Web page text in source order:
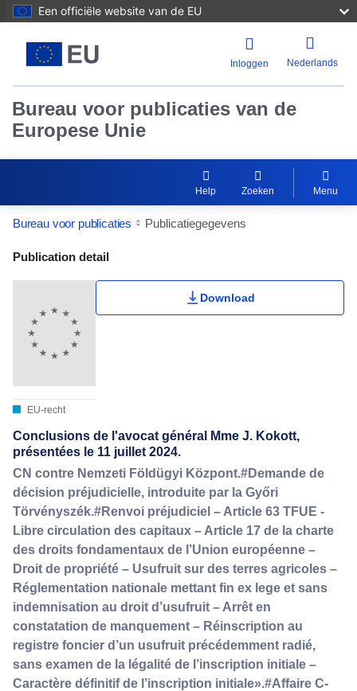
Een officiële website van de EU
Inloggen Nederlands
Bureau voor publicaties van de
Europese Unie
Help Zoeken Menu
Bureau voor publicaties Publicatiegegevens
Publication Detail Actions Portlet
Publication detail
EU-recht
Download
Conclusions de l'avocat général Mme J. Kokott,
présentées le 11 juillet 2024.
CN contre Nemzeti Földügyi Központ.#Demande de
décision préjudicielle, introduite par la Győri
Törvényszék.#Renvoi préjudiciel – Article 63 TFUE ‑
Libre circulation des capitaux – Article 17 de la charte
des droits fondamentaux de l’Union européenne –
Droit de propriété – Usufruit sur des terres agricoles –
Réglementation nationale mettant fin ex lege et sans
indemnisation au droit d’usufruit – Arrêt en
constatation de manquement – Réinscription au
registre foncier d’un usufruit précédemment radié,
sans examen de la légalité de l’inscription initiale –
Caractère définitif de l’inscription initiale».#Affaire C-